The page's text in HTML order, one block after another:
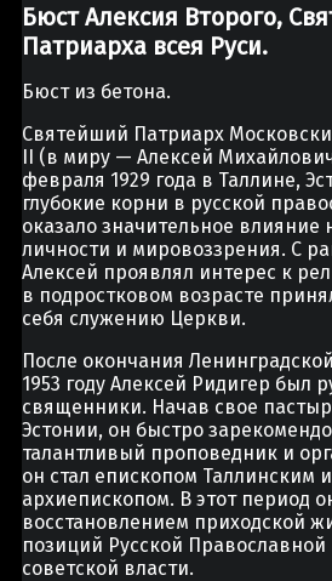
Бюст Алексия Второго,
Патриарха всея Руси.
Бюст из бетона.
Святейший Патриарх
II (в миру — Алексей
февраля 1929 года в Таллине,
глубокие корни в русской
оказало значительное
личности и мировоззрения. С
Алексей проявлял интерес к
в подростковом возрасте
себя служению Церкви.
После окончания
1953 году Алексей Ридигер был
священники. Начав свое
Эстонии, он быстро
талантливый проповедник и
он стал епископом Таллинским
архиепископом. В этот период
восстановлением приходской
позиций Русской
советской власти.